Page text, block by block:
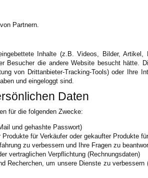
Partnern.
Inhalte (z.B. Videos, Bilder,
Besucher die andere Website besucht hätte.
von Drittanbieter-Tracking-Tools) oder Ihre
und eingeloggt sind.
Daten
für die folgenden Zwecke:
und gehashte Passwort)
für Verkäufer oder gekaufter Produkte
zu verbessern und Ihre Fragen zu
vertraglichen Verpflichtung (Rechnungsdaten)
Recherchen, um unsere Dienste zu